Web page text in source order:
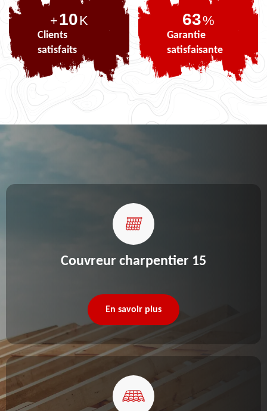
+10K
Clients
satisfaits
77%
Garantie
satisfaisante
Couvreur charpentier 15
En savoir plus